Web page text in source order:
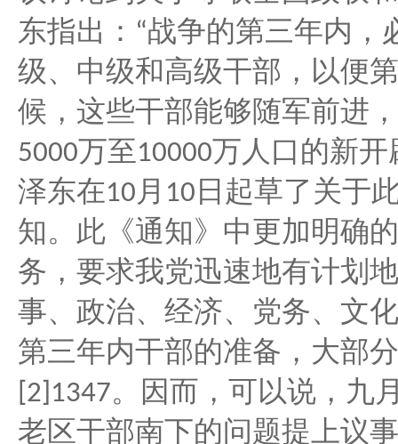
东指出： “战争的第三年内，
级、中级和高级干部，以便
候，这些干部能够随军前进
5000万至10000万人口的新
泽东在10 月 10 日起草了关于
知。此《通知》中更加明确
务，要求我党迅速地有计划
事、政治、经济、党务、文
第三年内干部的准备，大部
[2]1347。因而，可以说，九
老区干部南下的问题提上议